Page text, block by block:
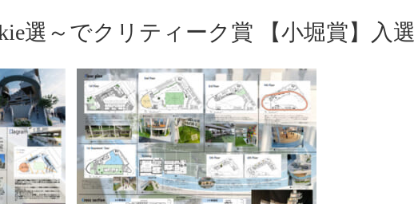
選～でクリティーク賞 【小堀賞】入選